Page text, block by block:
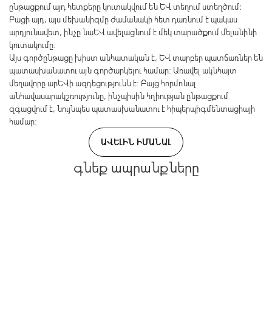
ընթացքում այդ հետքերը կուտակվում են և տեղում ստեղծում։
Բացի այդ, այս մեխանիզմը ժամանակի հետ դառնում է պակաս
արդյունավետ, ինչը նաև ավելացնում է մեկ տարածքում մելանինի
կուտակումը:
Այս գործընթացը խիստ անհատական է, և տարբեր պատճառներ են
պատասխանատու այն գործարկելու համար: Առավել ակնհայտ
մեղավորը արևի ազդեցությունն է: Բայց հորմոնալ
անհավասարակշռությունը, ինչպիսին հղիության ընթացքում
զգացվում է, նույնպես պատասխանատու է հիպերպիգմենտացիայի
համար:
ԱՎԵԼԻՆ ԻՄԱՆԱԼ
գնեք ապրանքները